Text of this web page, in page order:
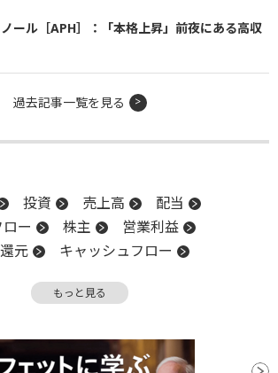
ノール［APH］：「本格上昇」前夜にある高収
過去記事一覧を見る
投資 売上高
配当
ー
株主
営業利益
元
キャッシュフロー
もっと見る